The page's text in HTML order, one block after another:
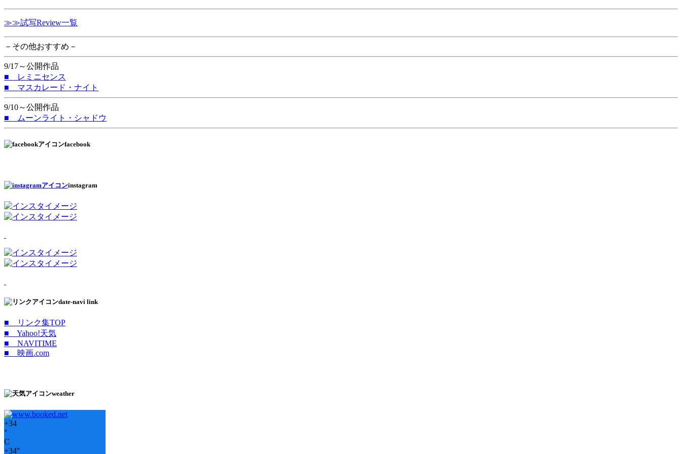
≫≫試写Review一覧
－その他おすすめ－
9/17～公開作品
■ レミニセンス
■ マスカレード・ナイト
9/10～公開作品
■ ムーンライト・シャドウ
facebook
instagram
date-navi link
■ リンク集TOP
■ Yahoo!天気
■ NAVITIME
■ 映画.com
weather
+34
°
C
+34°